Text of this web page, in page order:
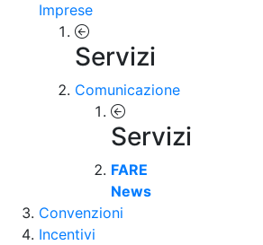
Imprese
Servizi
Comunicazione
Servizi
FARE
News
Convenzioni
Incentivi